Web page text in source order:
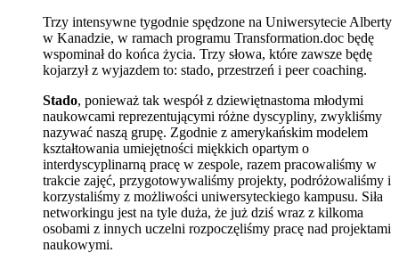
Trzy intensywne tygodnie spędzone na Uniwersytecie Alberty
w Kanadzie, w ramach programu Transformation.doc będę
wspominał do końca życia. Trzy słowa, które zawsze będę
kojarzył z wyjazdem to: stado, przestrzeń i peer coaching.
Stado, ponieważ tak wespół z dziewiętnastoma młodymi
naukowcami reprezentującymi różne dyscypliny, zwykliśmy
nazywać naszą grupę. Zgodnie z amerykańskim modelem
kształtowania umiejętności miękkich opartym o
interdyscyplinarną pracę w zespole, razem pracowaliśmy w
trakcie zajęć, przygotowywaliśmy projekty, podróżowaliśmy i
korzystaliśmy z możliwości uniwersyteckiego kampusu. Siła
networkingu jest na tyle duża, że już dziś wraz z kilkoma
osobami z innych uczelni rozpoczęliśmy pracę nad projektami
naukowymi.